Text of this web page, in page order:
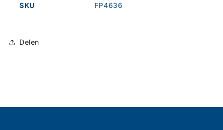
SKU
FP4636
Delen